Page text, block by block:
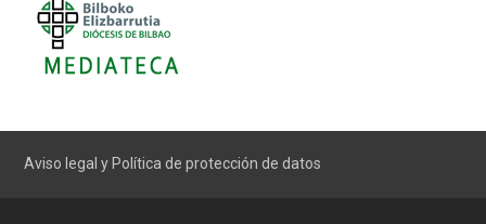
Aviso legal y Política de protección de datos